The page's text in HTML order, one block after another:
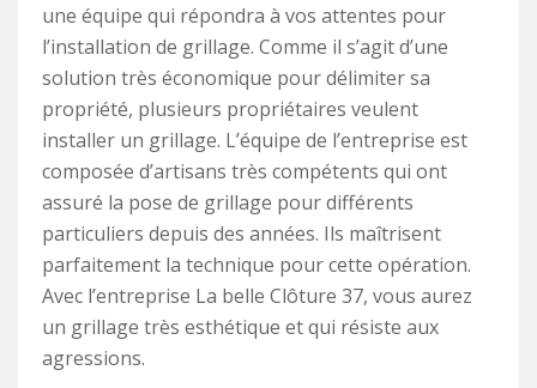
une équipe qui répondra à vos attentes pour
l’installation de grillage. Comme il s’agit d’une
solution très économique pour délimiter sa
propriété, plusieurs propriétaires veulent
installer un grillage. L’équipe de l’entreprise est
composée d’artisans très compétents qui ont
assuré la pose de grillage pour différents
particuliers depuis des années. Ils maîtrisent
parfaitement la technique pour cette opération.
Avec l’entreprise La belle Clôture 37, vous aurez
un grillage très esthétique et qui résiste aux
agressions.